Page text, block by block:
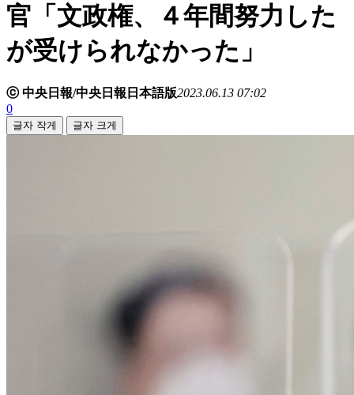
官「文政権、４年間努力した
が受けられなかった」
ⓒ 中央日報/中央日報日本語版2023.06.13 07:02
0
글자 작게 글자 크게